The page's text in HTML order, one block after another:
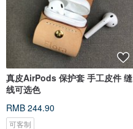
真皮AirPods 保护套 手工皮件 缝
线可选色
RMB 244.90
可客制